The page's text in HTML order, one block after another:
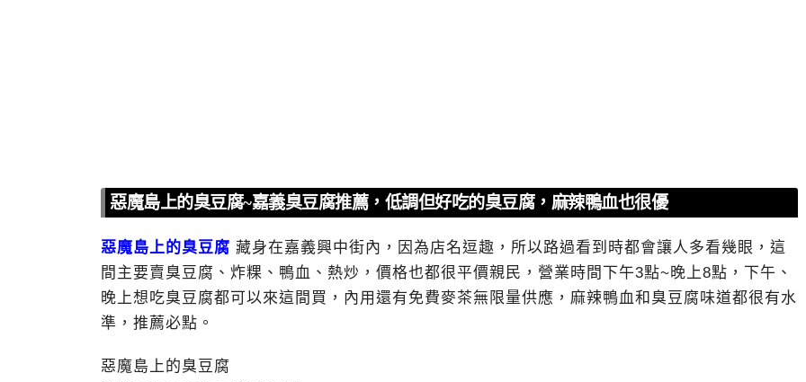
惡魔島上的臭豆腐~嘉義臭豆腐推薦，低調但好吃的臭豆腐，麻辣鴨血也很優
惡魔島上的臭豆腐 藏身在嘉義興中街內，因為店名逗趣，所以路過看到時都會讓人多看幾眼，這
間主要賣臭豆腐、炸粿、鴨血、熱炒，價格也都很平價親民，營業時間下午3點~晚上8點，下午、
晚上想吃臭豆腐都可以來這間買，內用還有免費麥茶無限量供應，麻辣鴨血和臭豆腐味道都很有水
準，推薦必點。
惡魔島上的臭豆腐